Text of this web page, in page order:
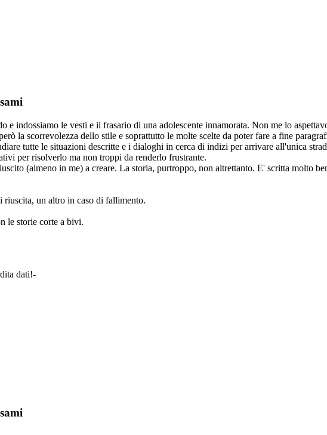
e indossiamo le vesti e il frasario di una adolescente innamorata. Non me lo
la scorrevolezza dello stile e soprattutto le molte scelte da poter fare a fine
tutte le situazioni descritte e i dialoghi in cerca di indizi per arrivare all'unica
per risolverlo ma non troppi da renderlo frustrante.
(almeno in me) a creare. La storia, purtroppo, non altrettanto. E' scritta molto
un altro in caso di fallimento.
le storie corte a bivi.
dati!-